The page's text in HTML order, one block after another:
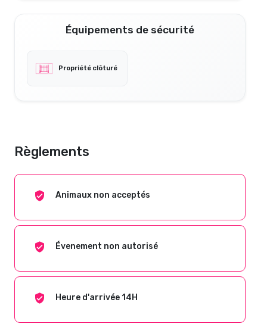
Équipements de sécurité
Propriété clôturé
Règlements
Animaux non acceptés
Évenement non autorisé
Heure d'arrivée 14H